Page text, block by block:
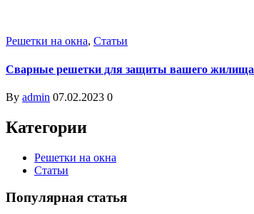
Решетки на окна, Статьи
Сварные решетки для защиты вашего жилища
By admin 07.02.2023 0
Категории
Решетки на окна
Статьи
Популярная статья